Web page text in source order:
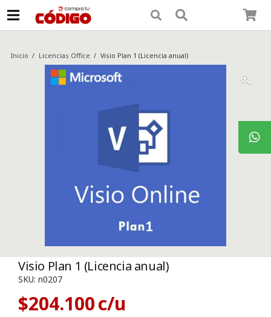
Inicio / Licencias Office / Visio Plan 1 (Licencia anual)
Visio Plan 1 (Licencia anual)
SKU: n0207
$204.100